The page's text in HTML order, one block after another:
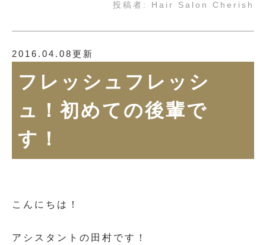
投稿者: Hair Salon Cherish
2016.04.08更新
フレッシュフレッシ
ュ！初めての後輩で
す！
こんにちは！
アシスタントの田村です！